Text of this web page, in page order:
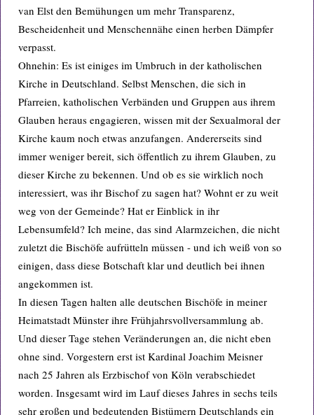
van Elst den Bemühungen um mehr Transparenz,
Bescheidenheit und Menschennähe einen herben Dämpfer
verpasst.
Ohnehin: Es ist einiges im Umbruch in der katholischen
Kirche in Deutschland. Selbst Menschen, die sich in
Pfarreien, katholischen Verbänden und Gruppen aus ihrem
Glauben heraus engagieren, wissen mit der Sexualmoral der
Kirche kaum noch etwas anzufangen. Andererseits sind
immer weniger bereit, sich öffentlich zu ihrem Glauben, zu
dieser Kirche zu bekennen. Und ob es sie wirklich noch
interessiert, was ihr Bischof zu sagen hat? Wohnt er zu weit
weg von der Gemeinde? Hat er Einblick in ihr
Lebensumfeld? Ich meine, das sind Alarmzeichen, die nicht
zuletzt die Bischöfe aufrütteln müssen - und ich weiß von so
einigen, dass diese Botschaft klar und deutlich bei ihnen
angekommen ist.
In diesen Tagen halten alle deutschen Bischöfe in meiner
Heimatstadt Münster ihre Frühjahrsvollversammlung ab.
Und dieser Tage stehen Veränderungen an, die nicht eben
ohne sind. Vorgestern erst ist Kardinal Joachim Meisner
nach 25 Jahren als Erzbischof von Köln verabschiedet
worden. Insgesamt wird im Lauf dieses Jahres in sechs teils
sehr großen und bedeutenden Bistümern Deutschlands ein